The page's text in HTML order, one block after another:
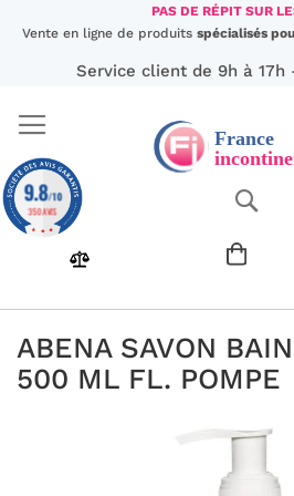
Aller
au
PAS DE RÉPIT SUR
Vente en ligne de produits spécialisés
Service client de 9h à 17h
ABENA SAVON
500 ML FL. POMPE
9.8/10
350 AVIS